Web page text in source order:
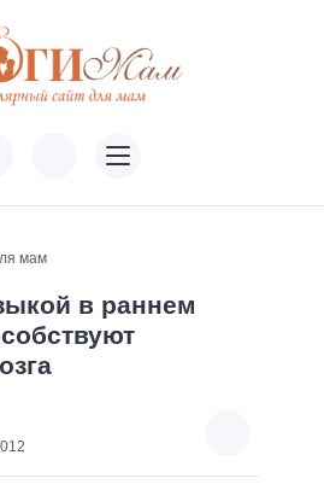
мам
в раннем